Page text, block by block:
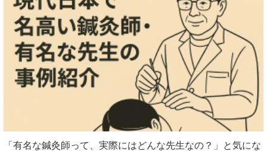
「有名な鍼灸師って、実際にはどんな先生なの？」と気にな